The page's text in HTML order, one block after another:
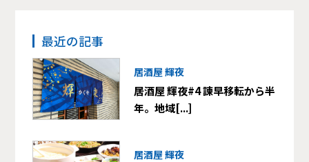
最近の記事
居酒屋 輝夜
居酒屋 輝夜#4 諫早移転から半
年。地域[...]
居酒屋 輝夜